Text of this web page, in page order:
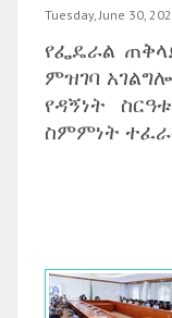
Tuesday, June 30,
‎የፌዴራል
ምዝገባ
የዳኝነት
ስምምነት